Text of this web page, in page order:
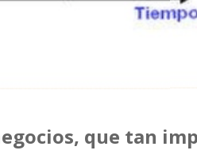
que tan